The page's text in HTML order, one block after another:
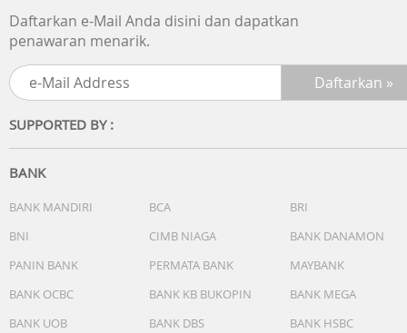
-Diameter (mm) 255mm
- Voltage : 220V
- Freq: 50Hz
Daftarkan e-Mail Anda disini dan dapatkan
penawaran menarik.
SUPPORTED BY :
BANK
BANK MANDIRI BCA
BRI
BNI
CIMB NIAGA
BANK DANAMON
PANIN BANK
PERMATA BANK
MAYBANK
BANK OCBC
BANK KB BUKOPIN
BANK MEGA
BANK UOB
BANK DBS
BANK HSBC